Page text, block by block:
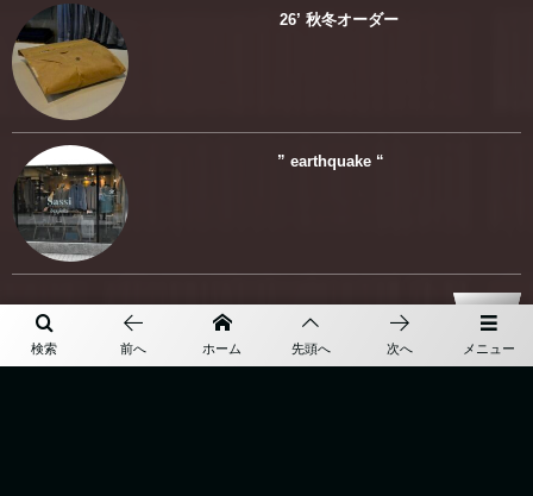
メニュー
検索 前へ ホーム 先頭へ 次へ
26’ 秋冬オーダー
” earthquake “